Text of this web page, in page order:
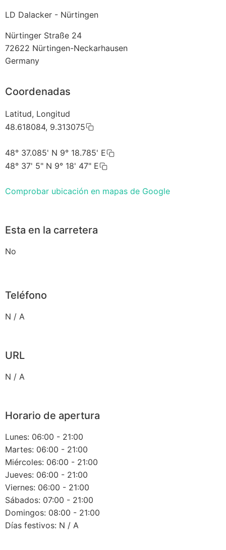
LD Dalacker - Nürtingen
Nürtinger Straße 24
72622 Nürtingen-Neckarhausen
Germany
Coordenadas
Latitud, Longitud
48.618084, 9.313075
48° 37.085' N 9° 18.785' E
48° 37' 5" N 9° 18' 47" E
Comprobar ubicación en mapas de Google
Esta en la carretera
No
Teléfono
N / A
URL
N / A
Horario de apertura
Lunes: 06:00 - 21:00
Martes: 06:00 - 21:00
Miércoles: 06:00 - 21:00
Jueves: 06:00 - 21:00
Viernes: 06:00 - 21:00
Sábados: 07:00 - 21:00
Domingos: 08:00 - 21:00
Días festivos: N / A